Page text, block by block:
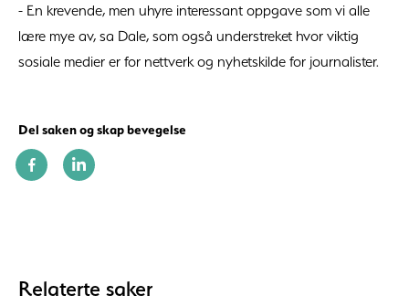
- En krevende, men uhyre interessant oppgave som vi alle
lære mye av, sa Dale, som også understreket hvor viktig
sosiale medier er for nettverk og nyhetskilde for journalister.
Del saken og skap bevegelse
Relaterte saker